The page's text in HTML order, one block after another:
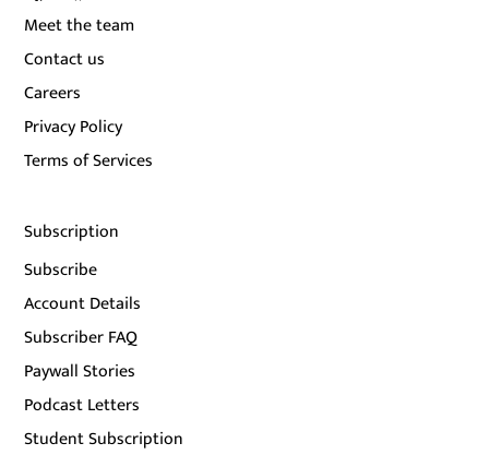
Meet the team
Contact us
Careers
Privacy Policy
Terms of Services
Subscription
Subscribe
Account Details
Subscriber FAQ
Paywall Stories
Podcast Letters
Student Subscription